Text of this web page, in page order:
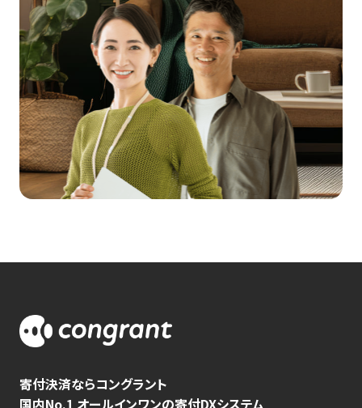
寄付決済ならコングラント
国内No.1 オールインワンの寄付DXシステム